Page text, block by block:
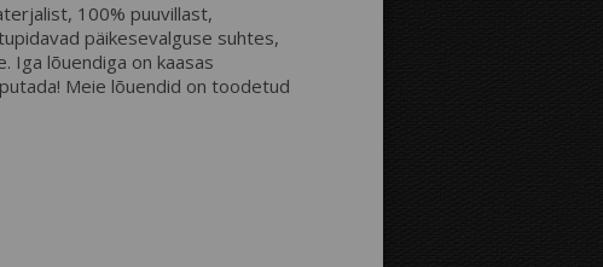
Pilt fotolõuendi äärtel:
100% puuvillast,
päikesevalguse suhtes,
Iga lõuendiga on kaasas
Meie lõuendid on toodetud